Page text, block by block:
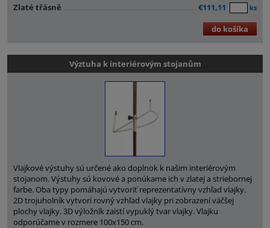
Zlaté třásně €111,11 ks
do košíka
Výztuha k interiérovým stojanům
Vlajkové výstuhy sú určené ako doplnok k našim interiérovým
stojanom. Výstuhy sú kovové a ponúkame ich v zlatej a striebornej
farbe. Oba typy pomáhajú vytvoriť reprezentatívny vzhľad vlajky.
2D trojuholník vytvorí rovný vzhľad vlajky pri zobrazení väčšej
plochy vlajky. 3D výložník zaistí vypuklý tvar vlajky. Vlajku
odporúčame v rozmere 100x150 cm.